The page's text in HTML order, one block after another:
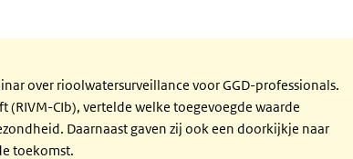
over rioolwatersurveillance voor GGD-professionals.
(RIVM-CIb), vertelde welke toegevoegde waarde
Daarnaast gaven zij ook een doorkijkje naar
toekomst.